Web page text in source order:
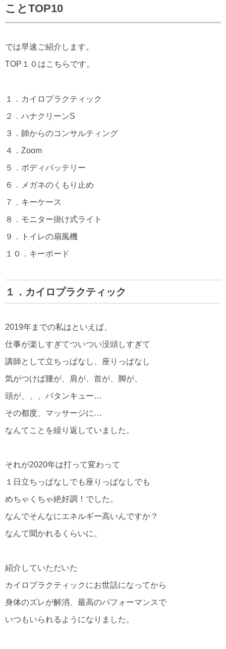
ことTOP10
では早速ご紹介します。
TOP１０はこちらです。
１．カイロプラクティック
２．ハナクリーンS
３．師からのコンサルティング
４．Zoom
５．ボディバッテリー
６．メガネのくもり止め
７．キーケース
８．モニター掛け式ライト
９．トイレの扇風機
１０．キーボード
１．カイロプラクティック
2019年までの私はといえば、
仕事が楽しすぎてついつい没頭しすぎて
講師として立ちっぱなし、座りっぱなし
気がつけば腰が、肩が、首が、脚が、
頭が、、、バタンキュー…
その都度、マッサージに…
なんてことを繰り返していました。
それが2020年は打って変わって
１日立ちっぱなしでも座りっぱなしでも
めちゃくちゃ絶好調！でした。
なんでそんなにエネルギー高いんですか？
なんて聞かれるくらいに。
紹介していただいた
カイロプラクティックにお世話になってから
身体のズレが解消、最高のパフォーマンスで
いつもいられるようになりました。